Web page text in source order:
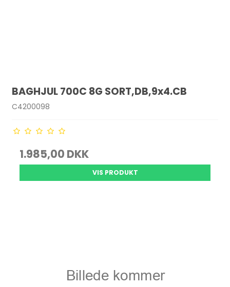
BAGHJUL 700C 8G SORT,DB,9x4.CB
C4200098
1.985,00 DKK
VIS PRODUKT